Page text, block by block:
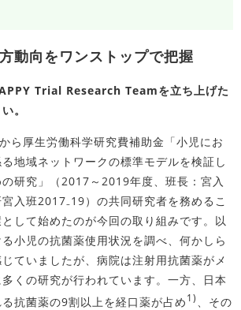
動向をワンストップで把握
Trial Research Teamを立ち上げた
。
ら厚生労働科学研究費補助金「小児にお
地域ネットワークの標準モデルを検証し
研究」（2017～2019年度、班長：宮入
入班2017₋19）の共同研究者を務めるこ
して始めたのが今回の取り組みです。以
小児の抗菌薬使用状況を調べ、何かしら
ていましたが、病院は注射用抗菌薬がメ
くの研究が行われています。一方、日本
抗菌薬の9割以上を経口薬が占め1)
、その